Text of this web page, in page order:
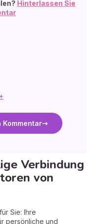
Hinterlassen Sie
Verbindung
von
Sie: Ihre
persönliche und